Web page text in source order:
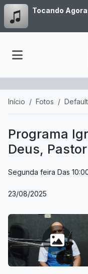
Tocando
Início Fotos Default
Programa
Deus,
Segunda feira Das
23/08/2025